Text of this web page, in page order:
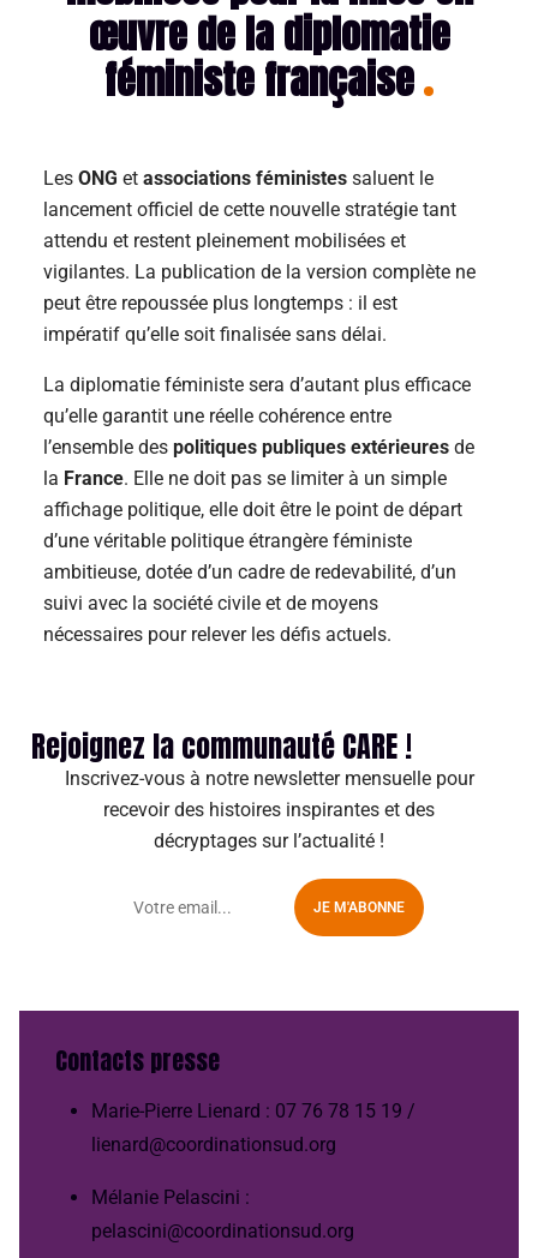
œuvre de la diplomatie
féministe française
Les ONG et associations féministes saluent le
lancement officiel de cette nouvelle stratégie tant
attendu et restent pleinement mobilisées et
vigilantes. La publication de la version complète ne
peut être repoussée plus longtemps : il est
impératif qu’elle soit finalisée sans délai.
La diplomatie féministe sera d’autant plus efficace
qu’elle garantit une réelle cohérence entre
l’ensemble des politiques publiques extérieures de
la France. Elle ne doit pas se limiter à un simple
affichage politique, elle doit être le point de départ
d’une véritable politique étrangère féministe
ambitieuse, dotée d’un cadre de redevabilité, d’un
suivi avec la société civile et de moyens
nécessaires pour relever les défis actuels.
Rejoignez la communauté CARE !
Inscrivez-vous à notre newsletter mensuelle pour
recevoir des histoires inspirantes et des
décryptages sur l’actualité !
JE M'ABONNE
Contacts presse
Marie-Pierre Lienard : 07 76 78 15 19 /
lienard@coordinationsud.org
Mélanie Pelascini :
pelascini@coordinationsud.org